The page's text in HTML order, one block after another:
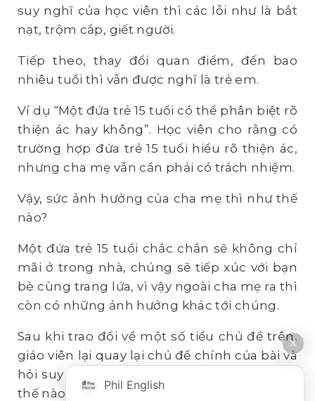
suy nghĩ của học viên thì các lỗi như là bắt
nạt, trộm cắp, giết người.
Tiếp theo, thay đổi quan điểm, đến bao
nhiêu tuổi thì vẫn được nghĩ là trẻ em.
Ví dụ “Một đứa trẻ 15 tuổi có thể phân biệt rõ
thiện ác hay không”. Học viên cho rằng có
trường hợp đứa trẻ 15 tuổi hiểu rõ thiện ác,
nhưng cha mẹ vẫn cần phải có trách nhiệm.
Vậy, sức ảnh hưởng của cha mẹ thì như thế
nào?
Một đứa trẻ 15 tuổi chắc chắn sẽ không chỉ
mãi ở trong nhà, chúng sẽ tiếp xúc với bạn
bè cùng trang lứa, vì vậy ngoài cha mẹ ra thì
còn có những ảnh hưởng khác tới chúng.
Sau khi trao đổi về một số tiểu chủ đề trên,
giáo viên lại quay lại chủ đề chính của bài và
hỏi suy nghĩ cuối cùng của học viên là như
thế nào.
Phil English